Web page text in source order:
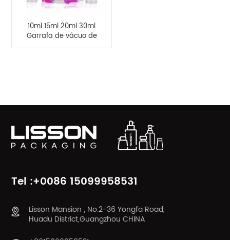
10ml 15ml 20ml 30ml
Garrafa de vácuo de
plástico transparente
Tel :+0086 15099958531
Lisson Mansion , No.2-36 Yongfa Road,
Huadu District,Guangzhou CHINA